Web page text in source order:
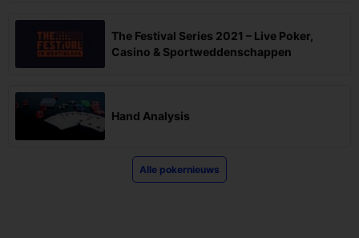
The Festival Series 2021 – Live Poker,
Casino & Sportweddenschappen
Hand Analysis
Alle pokernieuws